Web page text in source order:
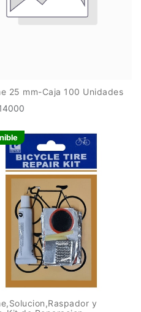
25 mm-Caja 100 Unidades
y